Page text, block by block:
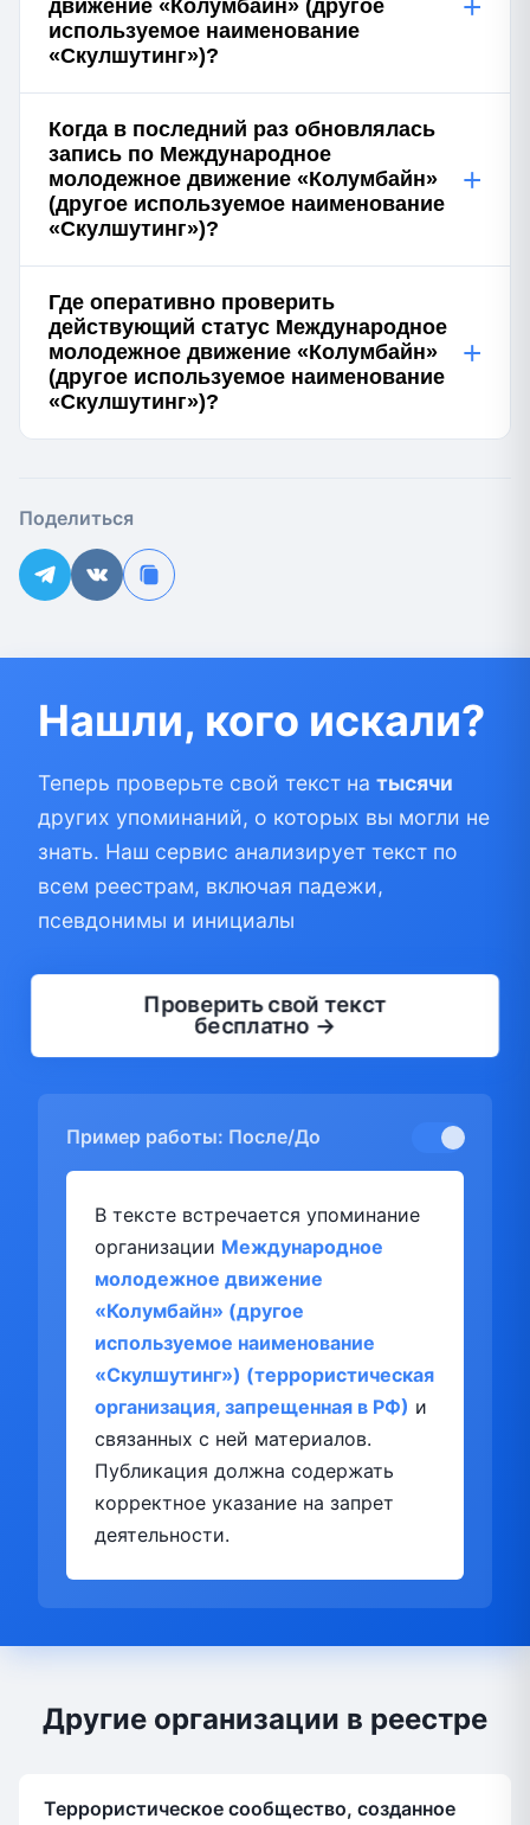
движение «Колумбайн» (другое
используемое наименование
«Скулшутинг»)?
Когда в последний раз обновлялась
запись по Международное
молодежное движение «Колумбайн»
(другое используемое наименование
«Скулшутинг»)?
+
Где оперативно проверить
действующий статус Международное
молодежное движение «Колумбайн»
(другое используемое наименование
«Скулшутинг»)?
+
Поделиться
Нашли, кого искали?
Теперь проверьте свой текст на тысячи
других упоминаний, о которых вы могли не
знать. Наш сервис анализирует текст по
всем реестрам, включая падежи,
псевдонимы и инициалы
Проверить свой текст
бесплатно →
Пример работы: После/До
В тексте встречается упоминание
организации Международное
молодежное движение
«Колумбайн» (другое
используемое наименование
«Скулшутинг») (террористическая
организация, запрещенная в РФ) и
связанных с ней материалов.
Публикация должна содержать
корректное указание на запрет
деятельности.
Другие организации в реестре
Террористическое сообщество, созданное